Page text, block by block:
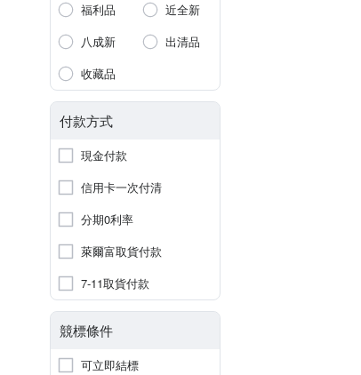
福利品
近全新
八成新
出清品
收藏品
付款方式
現金付款
信用卡一次付清
分期0利率
萊爾富取貨付款
7-11取貨付款
競標條件
可立即結標